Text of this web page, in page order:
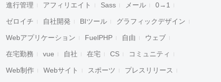
進行管理 アフィリエイト Sass メール 0→1
ゼロイチ 自社開発 BIツール グラフィックデザイン
Webアプリケーション FuelPHP 自由 ウェブ
在宅勤務 vue 自社 在宅 CS コミュニティ
Web制作 Webサイト スポーツ プレスリリース